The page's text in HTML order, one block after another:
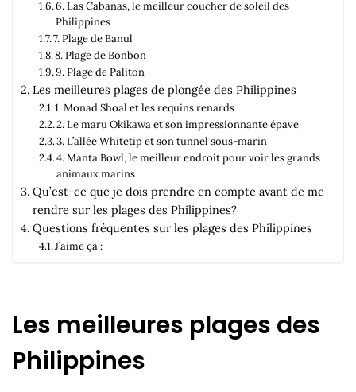
6. Las Cabanas, le meilleur coucher de soleil des
Philippines
7. Plage de Banul
8. Plage de Bonbon
9. Plage de Paliton
Les meilleures plages de plongée des Philippines
1. Monad Shoal et les requins renards
2. Le maru Okikawa et son impressionnante épave
3. L’allée Whitetip et son tunnel sous-marin
4. Manta Bowl, le meilleur endroit pour voir les grands
animaux marins
Qu’est-ce que je dois prendre en compte avant de me
rendre sur les plages des Philippines?
Questions fréquentes sur les plages des Philippines
J’aime ça :
Les meilleures plages des
Philippines